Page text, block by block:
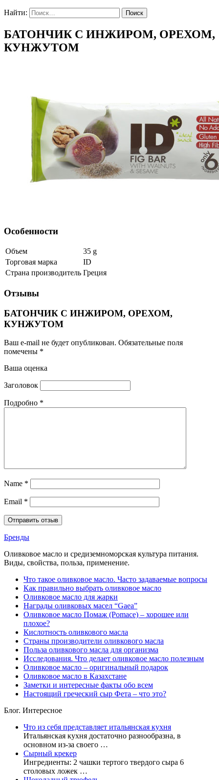
Найти:
БАТОНЧИК С ИНЖИРОМ, ОРЕХОМ,
КУНЖУТОМ
Особенности
Объем 35 g
Торговая марка
ID
Страна производитель Греция
Отзывы
БАТОНЧИК С ИНЖИРОМ, ОРЕХОМ,
КУНЖУТОМ
Ваш e-mail не будет опубликован. Обязательные поля
помечены *
Ваша оценка
Заголовок
Подробно *
Name *
Email *
Бренды
Оливковое масло и средиземноморская культура питания.
Виды, свойства, польза, применение.
Что такое оливковое масло. Часто задаваемые вопросы
Как правильно выбрать оливковое масло
Оливковое масло для жарки
Награды оливковых масел “Gaea”
Оливковое масло Помаж (Pomace) – хорошее или
плохое?
Кислотность оливкового масла
Страны производители оливкового масла
Польза оливкового масла для организма
Исследования. Что делает оливковое масло полезным
Оливковое масло – оригинальный подарок
Оливковое масло в Казахстане
Заметки и интересные факты обо всем
Настоящий греческий сыр Фета – что это?
Блог. Интересное
Что из себя представляет итальянская кухня
Итальянская кухня достаточно разнообразна, в
основном из-за своего …
Сырный крекер
Ингредиенты: 2 чашки тертого твердого сыра 6
столовых ложек …